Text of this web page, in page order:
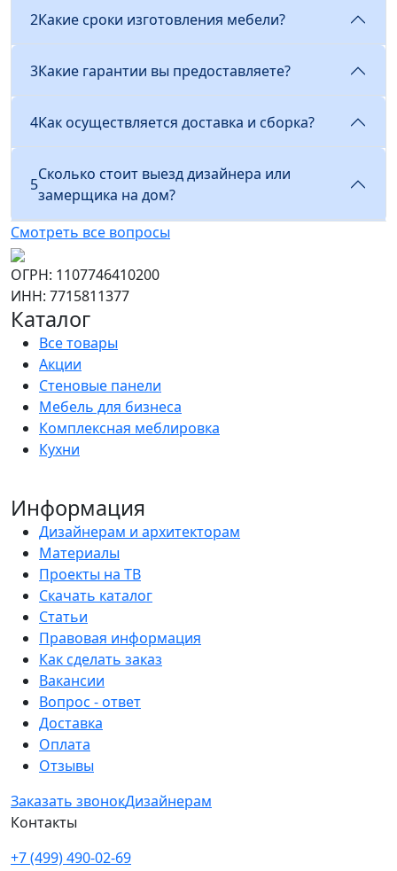
2Какие сроки изготовления мебели?
3Какие гарантии вы предоставляете?
4Как осуществляется доставка и сборка?
5
Сколько стоит выезд дизайнера или
замерщика на дом?
Смотреть все вопросы
ОГРН: 1107746410200
ИНН: 7715811377
Каталог
Все товары
Акции
Стеновые панели
Мебель для бизнеса
Комплексная меблировка
Кухни
Информация
Дизайнерам и архитекторам
Материалы
Проекты на ТВ
Скачать каталог
Статьи
Правовая информация
Как сделать заказ
Вакансии
Вопрос - ответ
Доставка
Оплата
Отзывы
Заказать звонокДизайнерам
Контакты
+7 (499) 490-02-69